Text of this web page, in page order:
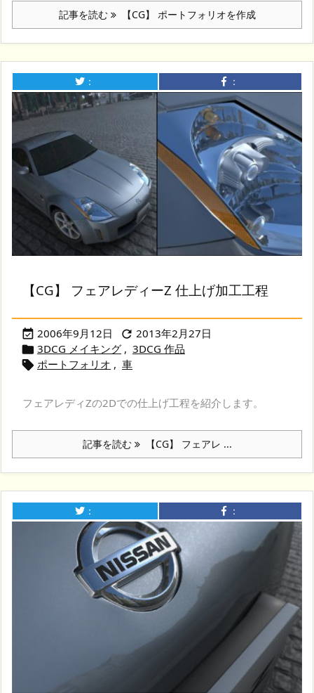
記事を読む 【CG】 ポートフォリオを作成
： ：
【CG】 フェアレディーZ 仕上げ加工工程
 2006年9月12日  2013年2月27日
 3DCG メイキング , 3DCG 作品
 ポートフォリオ , 車
フェアレディZの2Dでの仕上げ工程を紹介します。
記事を読む 【CG】 フェアレ ...
： ：